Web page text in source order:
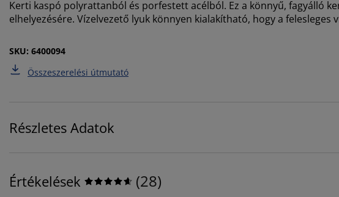
Kerti kaspó polyrattanból és porfestett acélból. Ez a könnyű, fagyálló
elhelyezésére. Vízelvezető lyuk könnyen kialakítható, hogy a felesleges
SKU: 6400094
Összeszerelési útmutató
Részletes Adatok
Értékelések (28)